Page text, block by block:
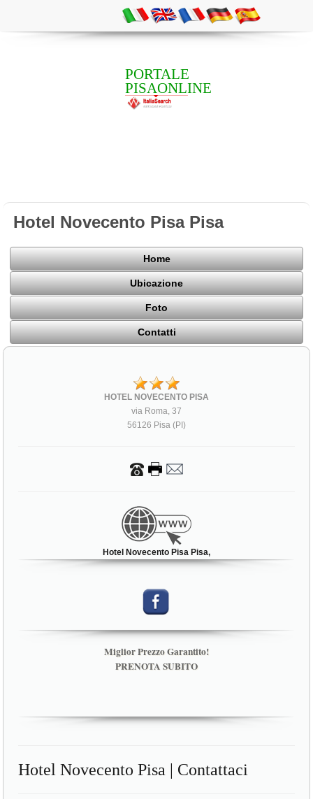
PORTALE
PISAONLINE
Hotel Novecento Pisa Pisa
Home
Ubicazione
Foto
Contatti
HOTEL NOVECENTO PISA
via Roma, 37
56126 Pisa (PI)
Hotel Novecento Pisa Pisa,
Miglior Prezzo Garantito!
PRENOTA SUBITO
Hotel Novecento Pisa | Contattaci